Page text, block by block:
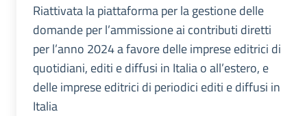
Riattivata la piattaforma per la gestione delle
domande per l’ammissione ai contributi diretti
per l’anno 2024 a favore delle imprese editrici di
quotidiani, editi e diffusi in Italia o all’estero, e
delle imprese editrici di periodici editi e diffusi in
Italia